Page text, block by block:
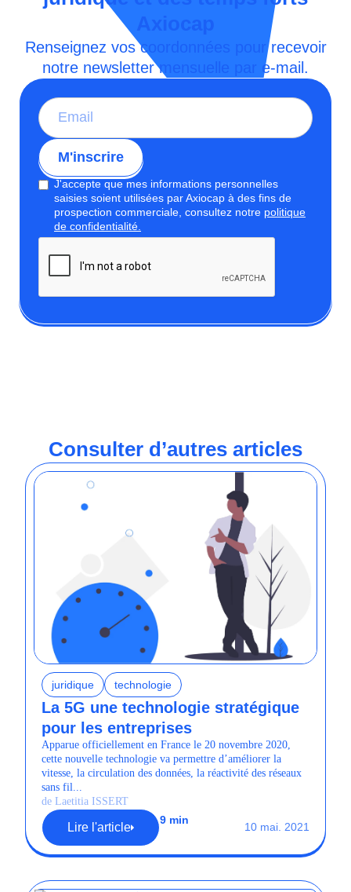
Axiocap
Renseignez vos coordonnées pour recevoir
notre newsletter mensuelle par e-mail.
J'accepte que mes informations personnelles
saisies soient utilisées par Axiocap à des fins de
prospection commerciale, consultez notre politique
de confidentialité.
Consulter d’autres articles
juridique technologie
La 5G une technologie stratégique
pour les entreprises
Apparue officiellement en France le 20 novembre 2020,
cette nouvelle technologie va permettre d’améliorer la
vitesse, la circulation des données, la réactivité des réseaux
sans fil...
de Laetitia ISSERT
Lire l'article
9 min
10 mai. 2021